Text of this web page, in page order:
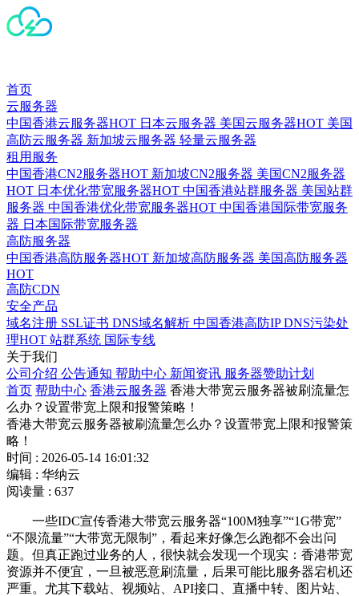
首页
云服务器
中国香港云服务器HOT 日本云服务器 美国云服务器HOT 美国
高防云服务器 新加坡云服务器 轻量云服务器
租用服务
中国香港CN2服务器HOT 新加坡CN2服务器 美国CN2服务器
HOT 日本优化带宽服务器HOT 中国香港站群服务器 美国站群
服务器 中国香港优化带宽服务器HOT 中国香港国际带宽服务
器 日本国际带宽服务器
高防服务器
中国香港高防服务器HOT 新加坡高防服务器 美国高防服务器
HOT
高防CDN
安全产品
域名注册 SSL证书 DNS域名解析 中国香港高防IPDNS污染处
理HOT 站群系统 国际专线
关于我们
公司介绍 公告通知 帮助中心 新闻资讯 服务器赞助计划
首页 帮助中心 香港云服务器 香港大带宽云服务器被刷流量怎
么办？设置带宽上限和报警策略！
香港大带宽云服务器被刷流量怎么办？设置带宽上限和报警策
略！
时间 : 2026-05-14 16:01:32
编辑 : 华纳云
阅读量 : 637
一些IDC宣传香港大带宽云服务器“100M独享”“1G带宽”
“不限流量”“大带宽无限制”，看起来好像怎么跑都不会出问
题。但真正跑过业务的人，很快就会发现一个现实：香港带宽
资源并不便宜，一旦被恶意刷流量，后果可能比服务器宕机还
严重。尤其下载站、视频站、API接口、直播中转、图片站、